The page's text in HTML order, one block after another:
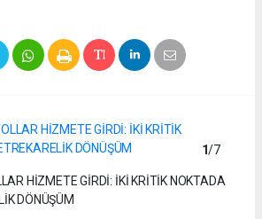
1/7
HİZMETE GİRDİ: İKİ KRİTİK NOKTADA
DÖNÜŞÜM